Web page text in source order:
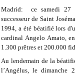
Madrid: ce samedi 27
successeur de Saint
1994, a été béatifié lors
cardinal Angelo Amato,
1.300 prêtres et 200.000
Au lendemain de la
l’Angélus, le dimanche